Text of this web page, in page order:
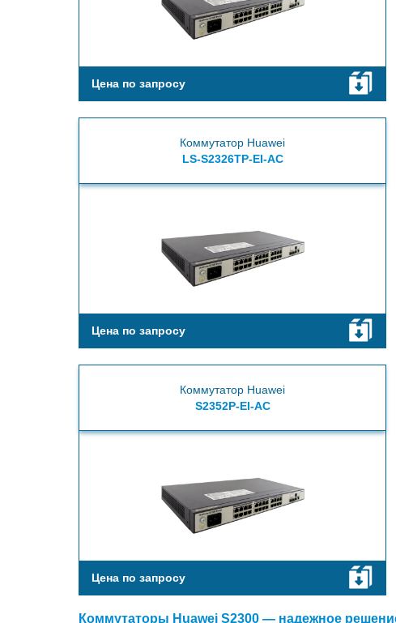
Цена по запросу
Коммутатор Huawei
LS-S2326TP-EI-AC
Цена по запросу
Коммутатор Huawei
S2352P-EI-AC
Цена по запросу
Коммутаторы Huawei S2300 — надежное